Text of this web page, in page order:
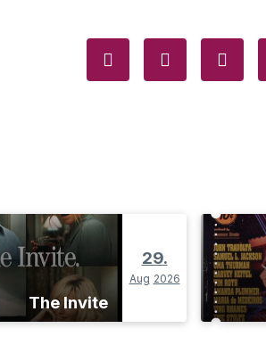
The Invite
29.
Aug 2026